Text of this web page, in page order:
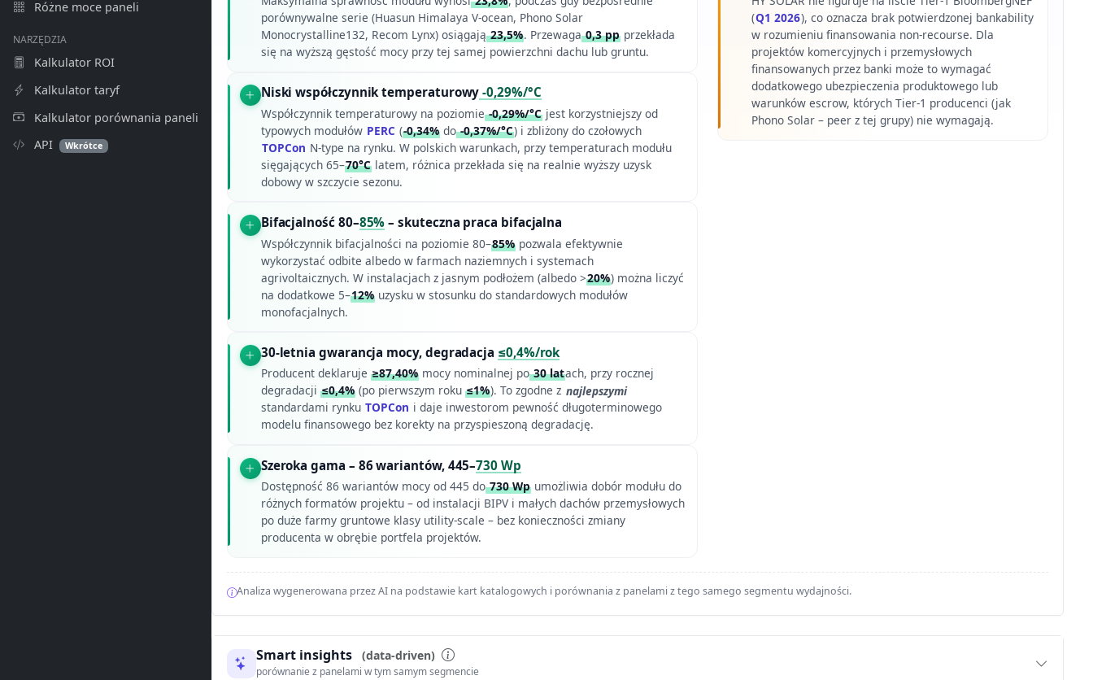
Różne moce paneli
NARZĘDZIA
Kalkulator ROI
Kalkulator taryf
Kalkulator porównania paneli
API
Wkrótce
porównywalne serie (Huasun Himalaya V-ocean, Phono Solar
Monocrystalline132, Recom Lynx) osiągają23,5%. Przewaga0,3 ppprzekłada
się na wyższą gęstość mocy przy tej samej powierzchni dachu lub gruntu.
Niski współczynnik temperaturowy -0,29%/°C
Współczynnik temperaturowy na poziomie-0,29%/°Cjest korzystniejszy od
typowych modułów PERC (-0,34%do-0,37%/°C) i zbliżony do czołowych
TOPCon N-type na rynku. W polskich warunkach, przy temperaturach modułu
sięgających 65–70°Clatem, różnica przekłada się na realnie wyższy uzysk
dobowy w szczycie sezonu.
Bifacjalność 80–85% – skuteczna praca bifacjalna
Współczynnik bifacjalności na poziomie 80–85%pozwala efektywnie
wykorzystać odbite albedo w farmach naziemnych i systemach
agrivoltaicznych. W instalacjach z jasnym podłożem (albedo >20%) można liczyć
na dodatkowe 5–12%uzysku w stosunku do standardowych modułów
monofacjalnych.
30-letnia gwarancja mocy, degradacja ≤0,4%/rok
Producent deklaruje ≥87,40%mocy nominalnej po30 latach, przy rocznej
degradacji ≤0,4%(po pierwszym roku ≤1%). To zgodne z najlepszymi
standardami rynku TOPCon i daje inwestorom pewność długoterminowego
modelu finansowego bez korekty na przyspieszoną degradację.
Szeroka gama – 86 wariantów, 445–730 Wp
Dostępność 86 wariantów mocy od 445 do730 Wpumożliwia dobór modułu do
różnych formatów projektu – od instalacji BIPV i małych dachów przemysłowych
po duże farmy gruntowe klasy utility-scale – bez konieczności zmiany
producenta w obrębie portfela projektów.
(Q1 2026), co oznacza brak potwierdzonej bankability
w rozumieniu finansowania non-recourse. Dla
projektów komercyjnych i przemysłowych
finansowanych przez banki może to wymagać
dodatkowego ubezpieczenia produktowego lub
warunków escrow, których Tier-1 producenci (jak
Phono Solar – peer z tej grupy) nie wymagają.
Analiza wygenerowana przez AI na podstawie kart katalogowych i porównania z panelami z tego samego segmentu wydajności.
Smart insights (data-driven)
porównanie z panelami w tym samym segmencie